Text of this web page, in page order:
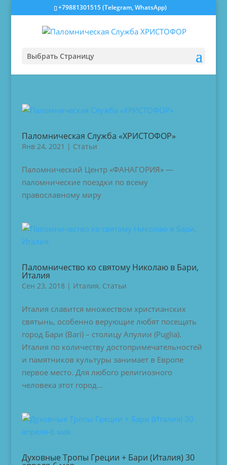
‎+79881301515 (Telegram, WhatsApp)
Выбрать Страницу
Паломническая Служба «ХРИСТОФОР»
Янв 24, 2021 | Статьи
Паломнический Центр «ФАНАГОРИЯ» —
паломнические поездки по всему
православному миру
Паломничество ко святому Николаю в Бари,
Италия
Сен 23, 2018 | Италия, Статьи
Италия славится множеством христианских
святынь, особенно верующие любят посещать
город Бари (Bari) – столицу Апулии (Puglia).
Италия по количеству достопримечательностей
и памятников культуры занимает в Европе
первое место. Для любого религиозного
человека этот город...
Духовные Тропы Греции + Бари (Италия) 30